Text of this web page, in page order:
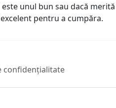
unul bun sau dacă merită
pentru a cumpăra.
confidențialitate